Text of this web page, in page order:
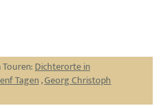
Dichterorte in
Tagen,Georg Christoph